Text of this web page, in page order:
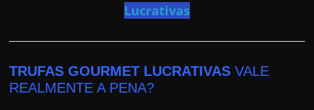
r
o
Lucrativas
TRUFAS GOURMET LUCRATIVAS VALE
REALMENTE A PENA?